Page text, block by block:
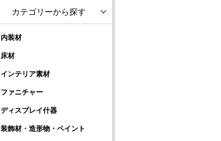
カテゴリーから探す
内装材
床材
インテリア素材
ファニチャー
ディスプレイ什器
装飾材・造形物・ペイント